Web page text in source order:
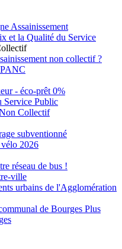
Assainissement
et la Qualité du Service
non collectif ?
- éco-prêt 0%
Service Public
Collectif
subventionné
2026
réseau de bus !
ville
urbains de l'Agglomération
de Bourges Plus